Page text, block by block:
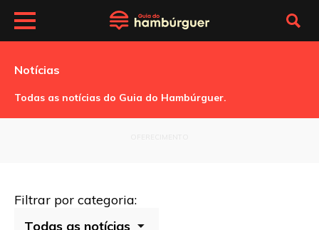
Notícias
Todas as notícias do Guia do Hambúrguer.
Filtrar por categoria: